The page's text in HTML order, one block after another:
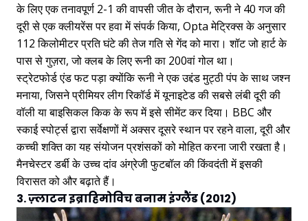
के लिए एक तनावपूर्ण 2-1 की वापसी जीत के दौरान, रूनी ने 40 गज की
दूरी से एक क्लीयरेंस पर हवा में संपर्क किया, Opta मेट्रिक्स के अनुसार
112 किलोमीटर प्रति घंटे की तेज गति से गेंद को मारा। शॉट जो हार्ट के
पास से गुज़रा, जो क्लब के लिए रूनी का 200वां गोल था।
स्ट्रेटफोर्ड एंड फट पड़ा क्योंकि रूनी ने एक उद्दंड मुट्ठी पंप के साथ जश्न
मनाया, जिसने प्रीमियर लीग रिकॉर्ड में यूनाइटेड की सबसे लंबी दूरी की
वॉली या बाइसिकल किक के रूप में इसे सीमेंट कर दिया। BBC और
स्काई स्पोर्ट्स द्वारा सर्वेक्षणों में अक्सर दूसरे स्थान पर रहने वाला, दूरी और
कच्ची शक्ति का यह संयोजन प्रशंसकों को मोहित करना जारी रखता है।
मैनचेस्टर डर्बी के उच्च दांव अंग्रेजी फुटबॉल की किंवदंती में इसकी
विरासत को और बढ़ाते हैं।
3. ज़्लाटन इब्राहिमोविच बनाम इंग्लैंड (2012)